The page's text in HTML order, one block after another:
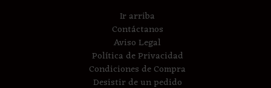
Ir arriba
Contáctanos
Aviso Legal
Política de Privacidad
Condiciones de Compra
Desistir de un pedido